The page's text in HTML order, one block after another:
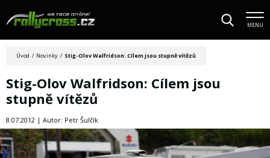
MENU
Úvod / Novinky / Stig-Olov Walfridson: Cílem jsou stupně vítězů
Stig-Olov Walfridson: Cílem jsou
stupně vítězů
8.07.2012 | Autor: Petr Šulčík